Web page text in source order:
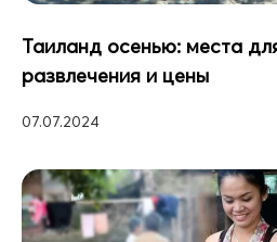
Таиланд осенью: места
развлечения и цены
07.07.2024